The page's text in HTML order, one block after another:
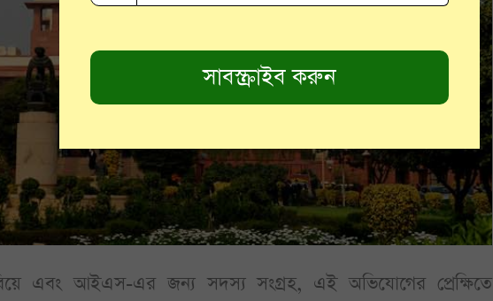
বিয়ে এবং আইএস-এর জন্য সদস্য সংগ্রহ, এই অভিযোগের প্রেক্ষিতে